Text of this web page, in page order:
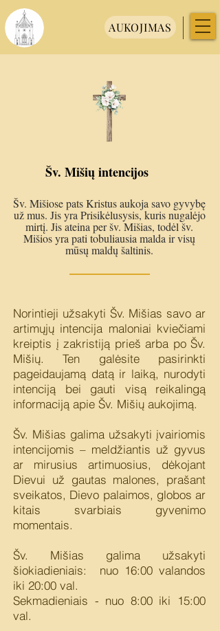
AUKOJIMAS
Šv. Mišių intencijos
Šv. Mišiose pats Kristus aukoja savo gyvybę
už mus. Jis yra Prisikėlusysis, kuris nugalėjo
mirtį. Jis ateina per šv. Mišias, todėl šv.
Mišios yra pati tobuliausia malda ir visų
mūsų maldų šaltinis.
Norintieji užsakyti Šv. Mišias savo ar
artimųjų intencija maloniai kviečiami
kreiptis į zakristiją prieš arba po Šv.
Mišių. Ten galėsite pasirinkti
pageidaujamą datą ir laiką, nurodyti
intenciją bei gauti visą reikalingą
informaciją apie Šv. Mišių aukojimą.
Šv. Mišias galima užsakyti įvairiomis
intencijomis – meldžiantis už gyvus
ar mirusius artimuosius, dėkojant
Dievui už gautas malones, prašant
sveikatos, Dievo palaimos, globos ar
kitais svarbiais gyvenimo
momentais.
Šv. Mišias galima užsakyti
šiokiadieniais: nuo 16:00 valandos
iki 20:00 val.
Sekmadieniais - nuo 8:00 iki 15:00
val.